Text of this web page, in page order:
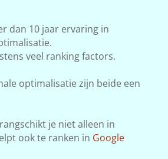
dan 10 jaar ervaring in
veel ranking factors.
optimalisatie zijn beide een
je niet alleen in
ook te ranken in Google